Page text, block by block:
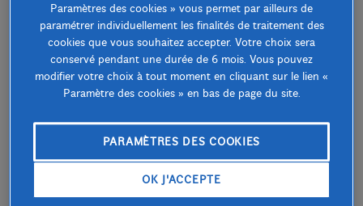
Pour unedonation entre particuliers, le
don manuel doit être déclaré, même s’il
n’est pas imposé.
l’abattement est de100 000 €
parent et par enfant, renouvelable tous
Paramètres des cookies » vous permet par ailleurs de
paramétrer individuellement les finalités de traitement des
cookies que vous souhaitez accepter. Votre choix sera
conservé pendant une durée de 6 mois. Vous pouvez
modifier votre choix à tout moment en cliquant sur le lien «
Paramètre des cookies » en bas de page du site.
PARAMÈTRES DES COOKIES
OK J'ACCEPTE